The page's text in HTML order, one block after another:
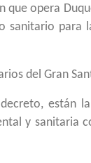
opera
para
del Gran
están
y sanitaria